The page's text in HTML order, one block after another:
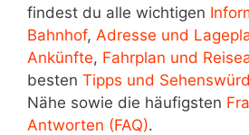
findest du alle wichtigen
Bahnhof, Adresse und
Ankünfte, Fahrplan und
besten Tipps und
Nähe sowie die häufigsten
Antworten (FAQ).